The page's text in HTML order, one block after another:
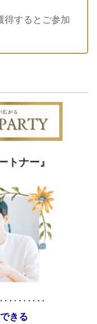
得するとご参加
トナー』
きる